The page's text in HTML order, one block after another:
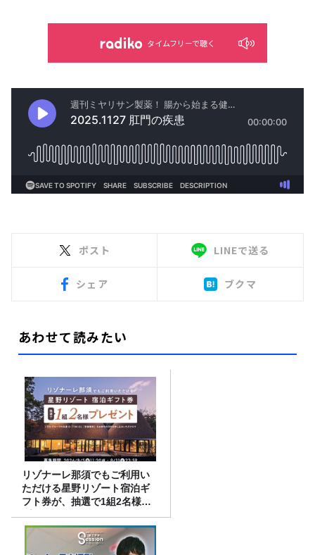
タイムフリーで聴く
ポスト LINEで送る
シェア ブクマ
あわせて読みたい
リゾナーレ那須でもご利用い
ただける星野リゾート宿泊ギ
フト券が、抽選で1組2名様に
プレゼント！